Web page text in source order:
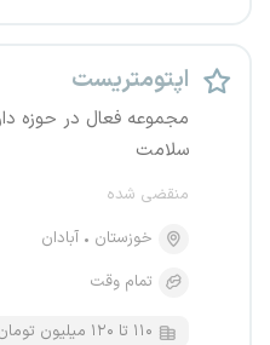
اپتومتریست
مجموعه فعال در حوزه
سلامت
منقضی شده
خوزستان
آبادان
تمام وقت
۱۱۰ تا ۱۲۰ میلیون تومان